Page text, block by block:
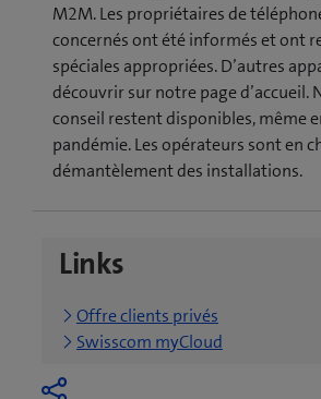
M2M. Les propriétaires de
concernés ont été informés et ont
spéciales appropriées. D’autres
découvrir sur notre page d’accueil.
conseil restent disponibles, même
pandémie. Les opérateurs sont en
démantèlement des installations.
Links
Offre clients privés
Swisscom myCloud